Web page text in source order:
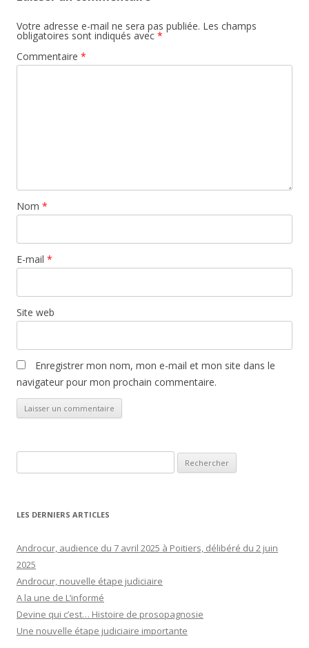
Votre adresse e-mail ne sera pas publiée. Les champs
obligatoires sont indiqués avec *
Commentaire *
Nom *
E-mail *
Site web
Enregistrer mon nom, mon e-mail et mon site dans le
navigateur pour mon prochain commentaire.
LES DERNIERS ARTICLES
Androcur, audience du 7 avril 2025 à Poitiers, délibéré du 2 juin
2025
Androcur, nouvelle étape judiciaire
A la une de L’informé
Devine qui c’est… Histoire de prosopagnosie
Une nouvelle étape judiciaire importante